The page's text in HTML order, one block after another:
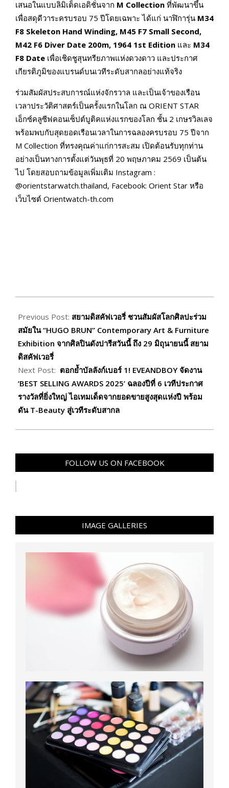
เสนอในแบบลิมิเต็ดเอดิชั่นจาก M Collection ที่พัฒนาขึ้น
เพื่อสดุดีวาระครบรอบ 75 ปีโดยเฉพาะ ได้แก่ นาฬิการุ่น M34
F8 Skeleton Hand Winding, M45 F7 Small Second,
M42 F6 Diver Date 200m, 1964 1st Edition และ M34
F8 Date เพื่อเชิดชูสุนทรียภาพแห่งดวงดาว และประกาศ
เกียรติภูมิของแบรนด์บนเวทีระดับสากลอย่างแท้จริง
ร่วมสัมผัสประสบการณ์แห่งจักรวาล และเป็นเจ้าของเรือน
เวลาประวัติศาสตร์เป็นครั้งแรกในโลก ณ ORIENT STAR
เอ็กซ์คลูซีฟคอนเซ็ปต์บูติคแห่งแรกของโลก ชั้น 2 เกษรวิลเลจ
พร้อมพบกับสุดยอดเรือนเวลาในการฉลองครบรอบ 75 ปีจาก
M Collection ที่ทรงคุณค่าแก่การสะสม เปิดต้อนรับทุกท่าน
อย่างเป็นทางการตั้งแต่วันพุธที่ 20 พฤษภาคม 2569 เป็นต้น
ไป โดยสอบถามข้อมูลเพิ่มเติม Instagram :
@orientstarwatch.thailand, Facebook: Orient Star หรือ
เว็บไซต์ Orientwatch-th.com
05-
25
Previous Post: สยามดิสคัฟเวอรี่ ชวนสัมผัสโลกศิลปะร่วม
สมัยใน “HUGO BRUN” Contemporary Art & Furniture
Exhibition จากศิลปินดังปารีสวันนี้ ถึง 29 มิถุนายนนี้ สยาม
ดิสคัฟเวอรี่
Next Post: ตอกย้ำบัลลังก์เบอร์ 1! EVEANDBOY จัดงาน
‘BEST SELLING AWARDS 2025’ ฉลองปีที่ 6 เวทีประกาศ
รางวัลที่ยิ่งใหญ่ ไอเทมเด็ดจากยอดขายสูงสุดแห่งปี พร้อม
ดัน T-Beauty สู่เวทีระดับสากล
FOLLOW US ON FACEBOOK
IMAGE GALLERIES